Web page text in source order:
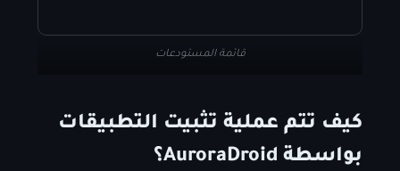
قائمة المستودعات
كيف تتم عملية تثبيت التطبيقات
بواسطة AuroraDroid؟